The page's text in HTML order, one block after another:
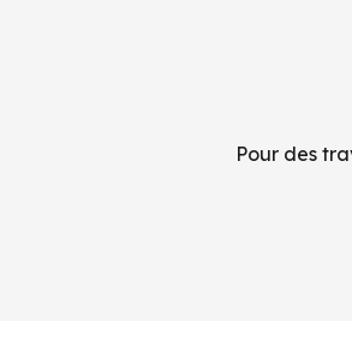
Pour des